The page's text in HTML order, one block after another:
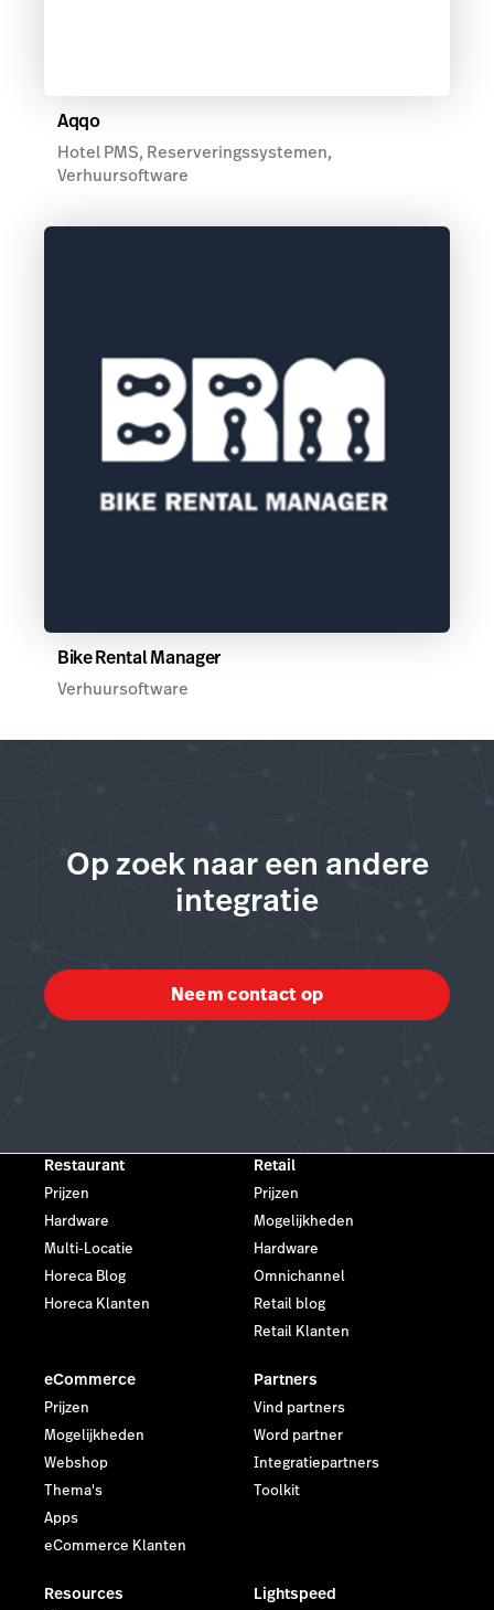
Aqqo
Hotel PMS, Reserveringssystemen,
Verhuursoftware
Bike Rental Manager
Verhuursoftware
Op zoek naar een andere
integratie
Neem contact op
Restaurant
Prijzen
Hardware
Multi-Locatie
Horeca Blog
Horeca Klanten
Retail
Prijzen
Mogelijkheden
Hardware
Omnichannel
Retail blog
Retail Klanten
eCommerce
Prijzen
Mogelijkheden
Webshop
Thema's
Apps
eCommerce Klanten
Partners
Vind partners
Word partner
Integratiepartners
Toolkit
Resources Lightspeed